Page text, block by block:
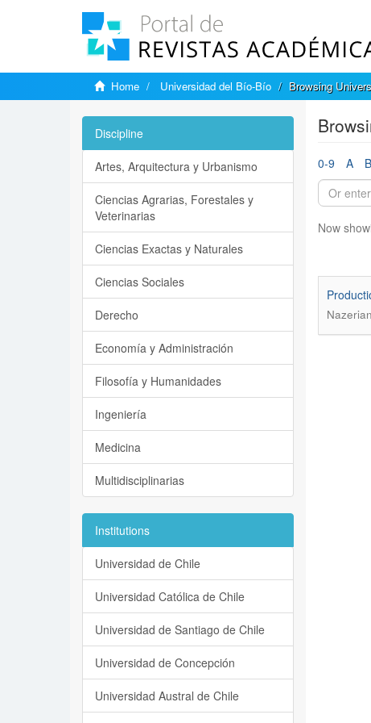
Home Universidad del Bío-Bío Browsing
0-9 A B
Now
Discipline
Artes, Arquitectura y Urbanismo
Ciencias Agrarias, Forestales y
Veterinarias
Ciencias Exactas y Naturales
Ciencias Sociales
Derecho
Economía y Administración
Filosofía y Humanidades
Ingeniería
Medicina
Multidisciplinarias
Institutions
Universidad de Chile
Universidad Católica de Chile
Universidad de Santiago de Chile
Universidad de Concepción
Universidad Austral de Chile